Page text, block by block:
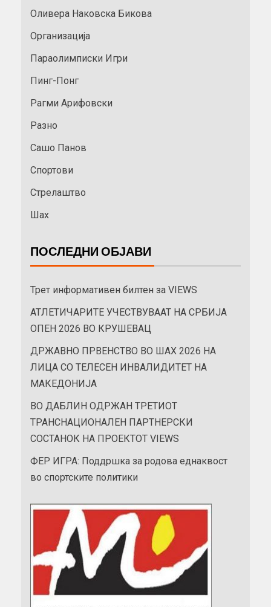
Оливера Наковска Бикова
Организација
Параолимписки Игри
Пинг-Понг
Рагми Арифовски
Разно
Сашо Панов
Спортови
Стрелаштво
Шах
ПОСЛЕДНИ ОБЈАВИ
Трет информативен билтен за VIEWS
АТЛЕТИЧАРИТЕ УЧЕСТВУВААТ НА СРБИЈА
ОПЕН 2026 ВО КРУШЕВАЦ
ДРЖАВНО ПРВЕНСТВО ВО ШАХ 2026 НА
ЛИЦА СО ТЕЛЕСЕН ИНВАЛИДИТЕТ НА
МАКЕДОНИЈА
ВО ДАБЛИН ОДРЖАН ТРЕТИОТ
ТРАНСНАЦИОНАЛЕН ПАРТНЕРСКИ
СОСТАНОК НА ПРОЕКТОТ VIEWS
ФЕР ИГРА: Поддршка за родова еднаквост
во спортските политики